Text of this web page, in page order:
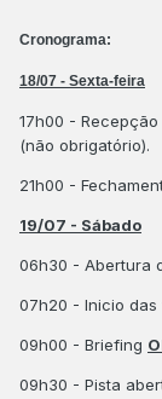
Cronograma:
18/07 - Sexta-feira
17h00 -
(não obrigatório).
21h00 -
19/07 - Sábado
06h30 - Abertura
07h20 - Inicio das
09h00 - Briefing
09h30 - Pista